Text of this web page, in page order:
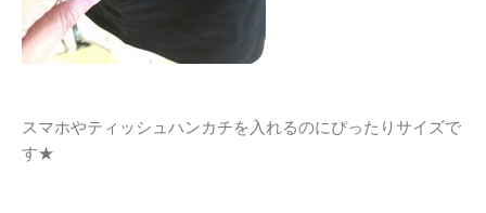
スマホやティッシュハンカチを入れるのにぴったりサイズで
す★